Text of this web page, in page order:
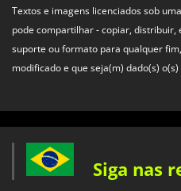
Textos e imagens licenciados sob
pode compartilhar - copiar,
suporte ou formato para qualquer
modificado e que seja(m) dado(s)
Siga nas